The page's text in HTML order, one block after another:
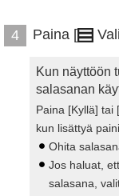
4 Paina [
Kun näyttöön
salasanan
Paina [Kyllä] tai
kun lisättyä
Ohita
Jos haluat,
salasana,